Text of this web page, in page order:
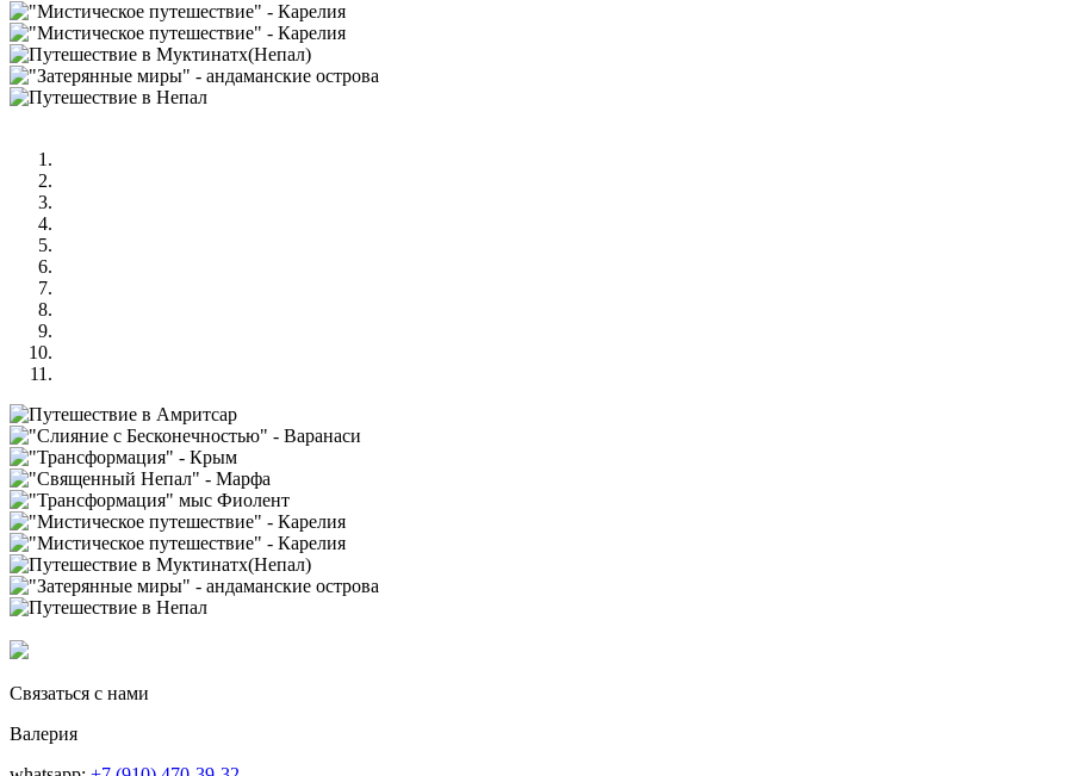
Связаться с нами
Валерия